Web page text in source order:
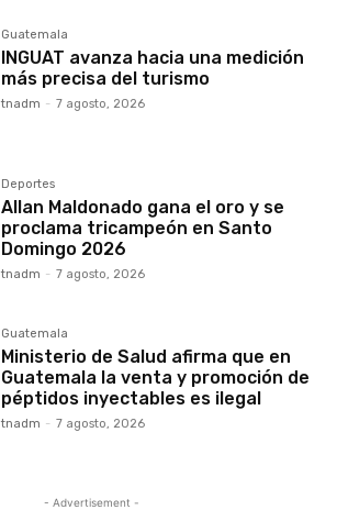
Guatemala
INGUAT avanza hacia una medición
más precisa del turismo
tnadm - 7 agosto, 2026
Deportes
Allan Maldonado gana el oro y se
proclama tricampeón en Santo
Domingo 2026
tnadm - 7 agosto, 2026
Guatemala
Ministerio de Salud afirma que en
Guatemala la venta y promoción de
péptidos inyectables es ilegal
tnadm - 7 agosto, 2026
- Advertisement -